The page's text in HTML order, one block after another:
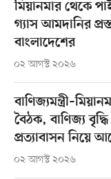
মিয়ানমার থেকে
গ্যাস আমদানির
বাংলাদেশের
০২ আগস্ট ২০২৬
বৈঠক, বাণিজ্য বৃদ্ধি
প্রত্যাবাসন নিয়ে
০২ আগস্ট ২০২৬